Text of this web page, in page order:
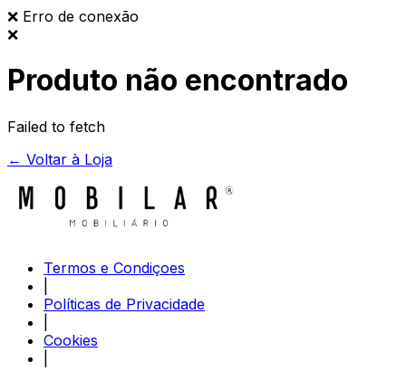
❌ Erro de conexão
❌
Produto não encontrado
Failed to fetch
← Voltar à Loja
Termos e Condiçoes
Políticas de Privacidade
Cookies